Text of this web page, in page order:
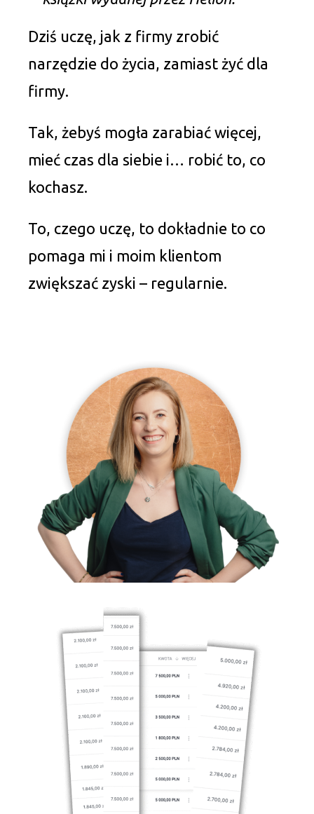
Dziś uczę, jak z firmy zrobić
narzędzie do życia, zamiast żyć dla
firmy.
Tak, żebyś mogła zarabiać więcej,
mieć czas dla siebie i… robić to, co
kochasz.
To, czego uczę, to dokładnie to co
pomaga mi i moim klientom
zwiększać zyski – regularnie.